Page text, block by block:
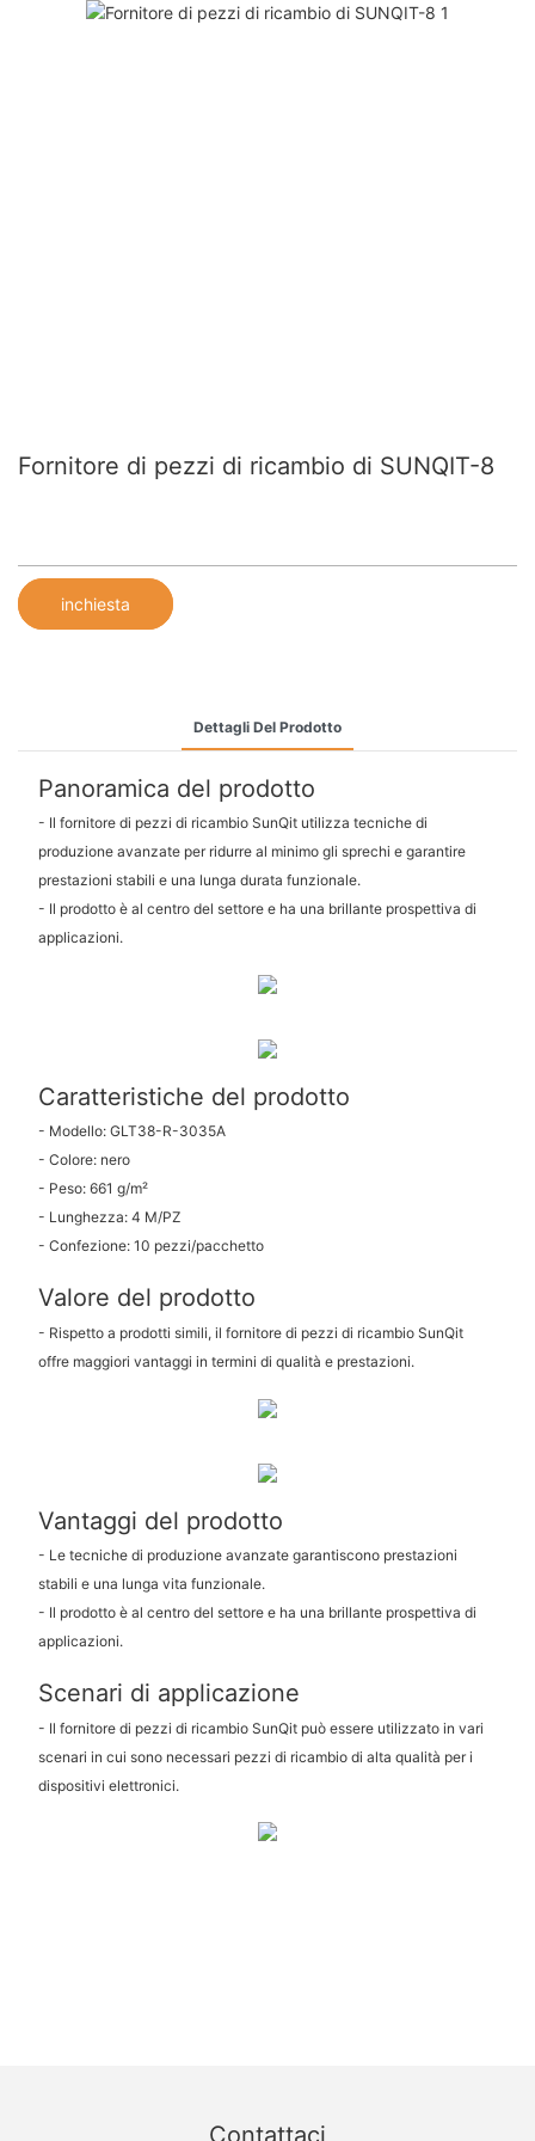
Fornitore di pezzi di ricambio di SUNQIT-8
inchiesta
Dettagli Del Prodotto
Panoramica del prodotto
- Il fornitore di pezzi di ricambio SunQit utilizza tecniche di
produzione avanzate per ridurre al minimo gli sprechi e garantire
prestazioni stabili e una lunga durata funzionale.
- Il prodotto è al centro del settore e ha una brillante prospettiva di
applicazioni.
Caratteristiche del prodotto
- Modello: GLT38-R-3035A
- Colore: nero
- Peso: 661 g/m²
- Lunghezza: 4 M/PZ
- Confezione: 10 pezzi/pacchetto
Valore del prodotto
- Rispetto a prodotti simili, il fornitore di pezzi di ricambio SunQit
offre maggiori vantaggi in termini di qualità e prestazioni.
Vantaggi del prodotto
- Le tecniche di produzione avanzate garantiscono prestazioni
stabili e una lunga vita funzionale.
- Il prodotto è al centro del settore e ha una brillante prospettiva di
applicazioni.
Scenari di applicazione
- Il fornitore di pezzi di ricambio SunQit può essere utilizzato in vari
scenari in cui sono necessari pezzi di ricambio di alta qualità per i
dispositivi elettronici.
Contattaci